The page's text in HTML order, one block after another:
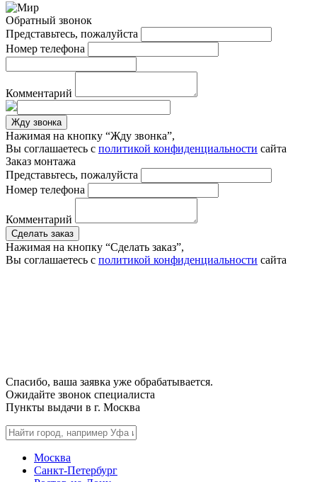
Обратный звонок
Представьтесь, пожалуйста
Номер телефона
Комментарий
Жду звонка
Нажимая на кнопку “Жду звонка”,
Вы соглашаетесь с политикой конфиденциальности сайта
Заказ монтажа
Представьтесь, пожалуйста
Номер телефона
Комментарий
Сделать заказ
Нажимая на кнопку “Сделать заказ”,
Вы соглашаетесь с политикой конфиденциальности сайта
Спасибо, ваша заявка уже обрабатывается.
Ожидайте звонок специалиста
Пункты выдачи в г. Москва
Москва
Санкт-Петербург